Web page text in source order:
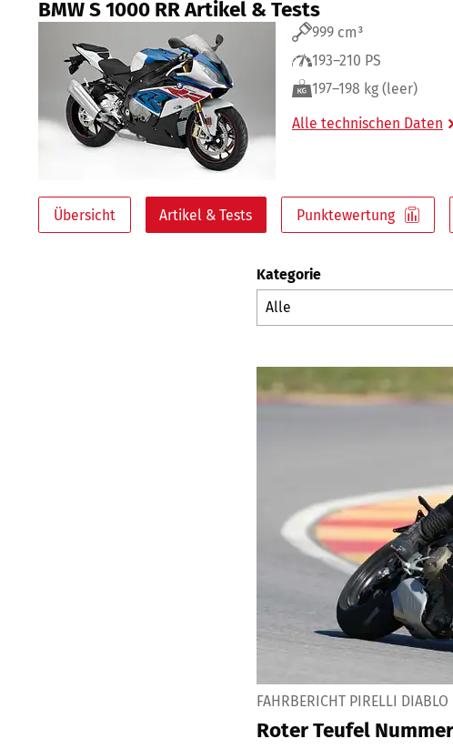
BMW S 1000 RR Artikel & Tests
999 cm³
193–210 PS
197–198 kg (leer)
Alle technischen Daten
Übersicht Artikel & Tests Punktewertung
Kategorie
FAHRBERICHT PIRELLI
Roter Teufel